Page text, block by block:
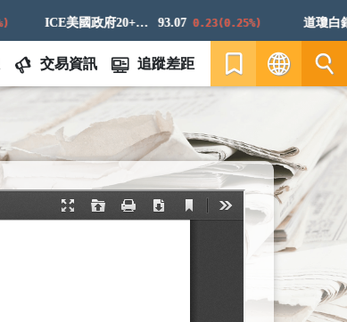
ICE美國政府20+年期債券指數 93.07 0.23(0.25%) 道瓊白銀
交易資訊 追蹤差距
EN